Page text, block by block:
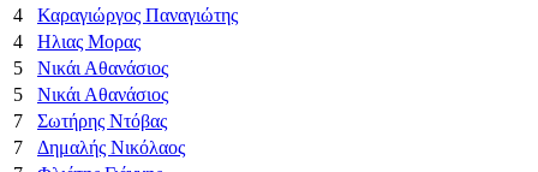
4
Καραγιώργος Παναγιώτης
4
Ηλιας Μορας
5
Νικάι Αθανάσιος
5
Νικάι Αθανάσιος
7
Σωτήρης Ντόβας
7
Δημαλής Νικόλαος